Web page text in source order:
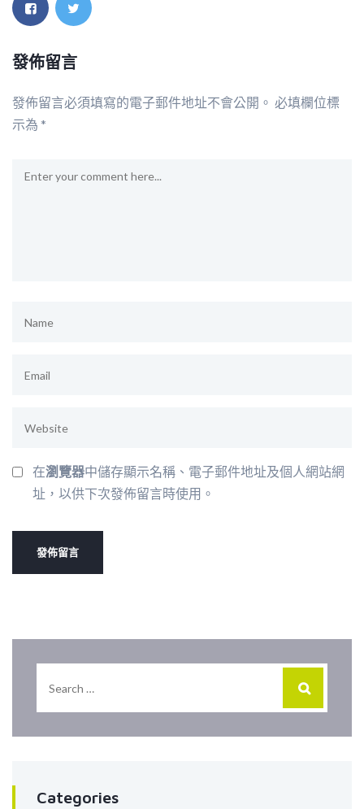
發佈留言
發佈留言必須填寫的電子郵件地址不會公開。 必填欄位標
示為 *
在瀏覽器中儲存顯示名稱、電子郵件地址及個人網站網
址，以供下次發佈留言時使用。
Categories